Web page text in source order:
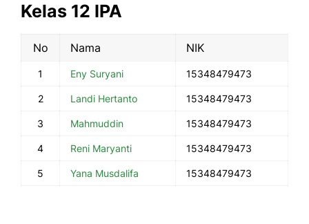
Kelas 12 IPA
No Nama NIK
1 Eny Suryani 15348479473
2 Landi Hertanto 15348479473
3 Mahmuddin 15348479473
4 Reni Maryanti 15348479473
5 Yana Musdalifa 15348479473